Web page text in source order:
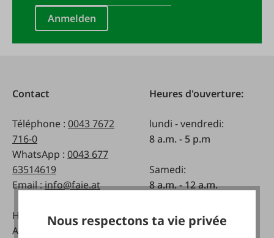
Anmelden
Contact
Téléphone : 0043 7672
716-0
WhatsApp : 0043 677
63514619
Email :info@faie.at
Handelsstraße 9
A-4844 Regau
Heures d'ouverture:
lundi - vendredi:
8 a.m. - 5 p.m
Samedi:
8 a.m. - 12 a.m.
Nous respectons ta vie privée